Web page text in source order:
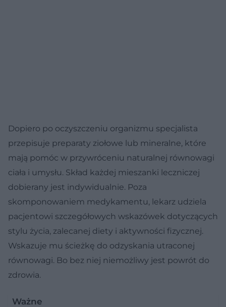
Dopiero po oczyszczeniu organizmu specjalista
przepisuje preparaty ziołowe lub mineralne, które
mają pomóc w przywróceniu naturalnej równowagi
ciała i umysłu. Skład każdej mieszanki leczniczej
dobierany jest indywidualnie. Poza
skomponowaniem medykamentu, lekarz udziela
pacjentowi szczegółowych wskazówek dotyczących
stylu życia, zalecanej diety i aktywności fizycznej.
Wskazuje mu ścieżkę do odzyskania utraconej
równowagi. Bo bez niej niemożliwy jest powrót do
zdrowia.
Ważne